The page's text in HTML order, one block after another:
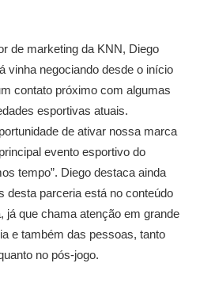
de marketing da KNN, Diego
vinha negociando desde o início
contato próximo com algumas
esportivas atuais.
de ativar nossa marca
evento esportivo do
tempo”. Diego destaca ainda
desta parceria está no conteúdo
já que chama atenção em grande
e também das pessoas, tanto
no pós-jogo.